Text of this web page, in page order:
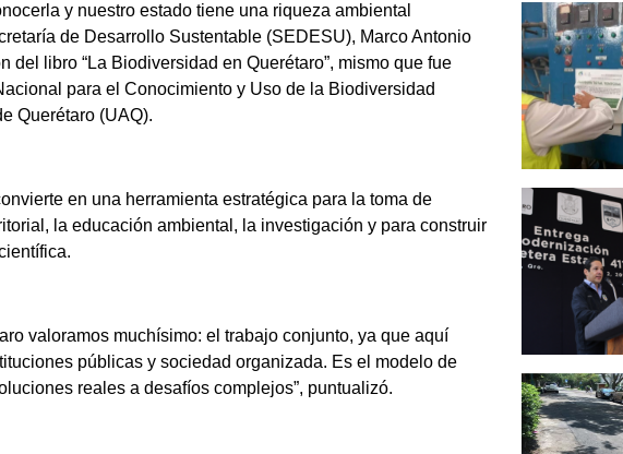
y nuestro estado tiene una riqueza ambiental
de Desarrollo Sustentable (SEDESU), Marco Antonio
del libro “La Biodiversidad en Querétaro”, mismo que fue
para el Conocimiento y Uso de la Biodiversidad
Querétaro (UAQ).
en una herramienta estratégica para la toma de
la educación ambiental, la investigación y para construir
valoramos muchísimo: el trabajo conjunto, ya que aquí
públicas y sociedad organizada. Es el modelo de
reales a desafíos complejos”, puntualizó.